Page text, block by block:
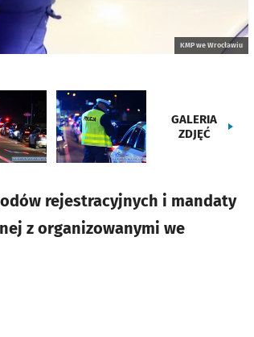
KMP we Wrocławiu
GALERIA
ZDJĘĆ
rejestracyjnych i mandaty
z organizowanymi we